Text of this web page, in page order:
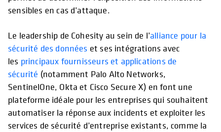
sensibles en cas d’attaque.
Le leadership de Cohesity au sein de l’alliance pour la
sécurité des données et ses intégrations avec
les principaux fournisseurs et applications de
sécurité (notamment Palo Alto Networks,
SentinelOne, Okta et Cisco Secure X) en font une
plateforme idéale pour les entreprises qui souhaitent
automatiser la réponse aux incidents et exploiter les
services de sécurité d’entreprise existants, comme la